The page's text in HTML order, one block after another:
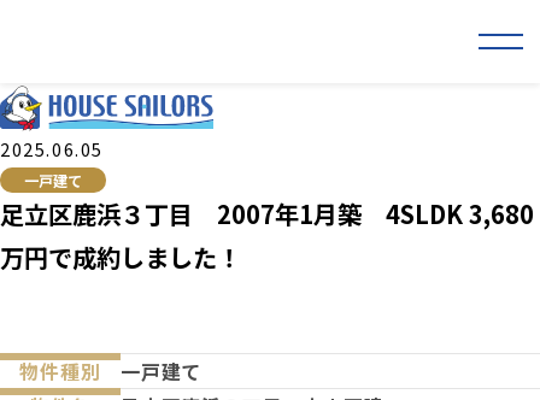
足立区鹿浜３丁目 2007年1月築 4SLDK 3,680
万円で成約しました！
2025.06.05
一戸建て
物件種別
一戸建て